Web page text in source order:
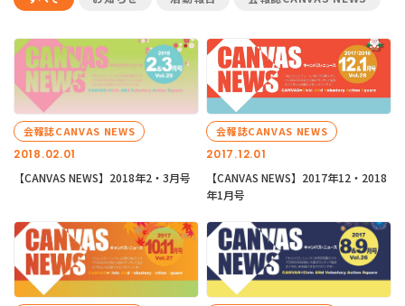
2018.02.01
会報誌CANVAS NEWS
【CANVAS NEWS】2018年2・3月号
2017.12.01
会報誌CANVAS NEWS
【CANVAS NEWS】2017年12・2018
年1月号